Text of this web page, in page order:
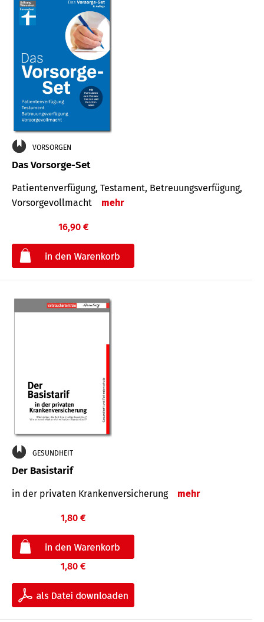
VORSORGEN
Das Vorsorge-Set
Patienten­ver­fügung, Testa­ment, Be­treuungs­verfü­gung,
Vor­sorge­voll­macht
mehr
16,90 €
GESUNDHEIT
Der Basistarif
in der privaten Kran­ken­ver­siche­rung mehr
1,80 €
1,80 €